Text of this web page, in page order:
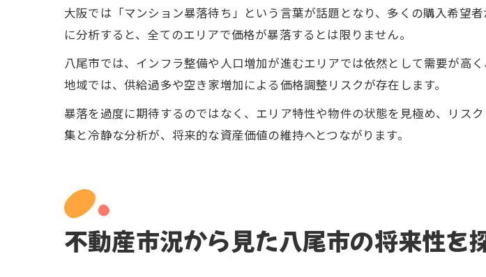
大阪では「マンション暴落待ち」という言葉が話題となり、多くの購入希望
に分析すると、全てのエリアで価格が暴落するとは限りません。
八尾市では、インフラ整備や人口増加が進むエリアでは依然として需要が高
地域では、供給過多や空き家増加による価格調整リスクが存在します。
暴落を過度に期待するのではなく、エリア特性や物件の状態を見極め、リス
集と冷静な分析が、将来的な資産価値の維持へとつながります。
不動産市況から見た八尾市の将来性を